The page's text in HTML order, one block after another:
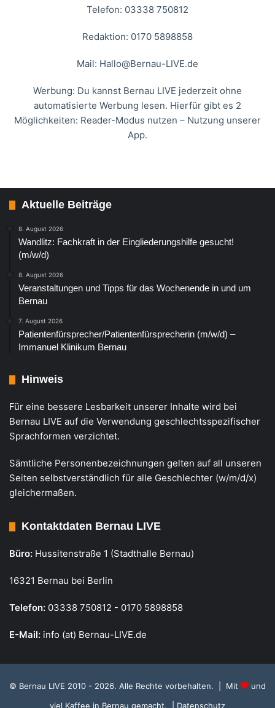
Telefon: 03338 750812
Redaktion: 0170 5898858
Mail: Hallo@Bernau-LIVE.de
Werbung: Du kannst Bernau LIVE jederzeit ohne
automatisierte Werbung lesen. Hierfür gibt es 2
Möglichkeiten: Reader-Modus nutzen – Nutzung unserer
App.
Aktuelle Beiträge
8. August 2026
Wandlitz: Fachkraft in der Eingliederungshilfe gesucht!
(m/w/d)
8. August 2026
Veranstaltungen und Tipps für das Wochenende in und um
Bernau
7. August 2026
Patientenfürsprecher/Patientenfürsprecherin (m/w/d) –
Immanuel Klinikum Bernau
Hinweis
Für eine bessere Lesbarkeit unserer Inhalte wird bei
Bernau LIVE auf die Verwendung geschlechtsspezifischer
Sprachformen verzichtet.
Sämtliche Personenbezeichnungen gelten auf all unseren
Seiten selbstverständlich für alle Geschlechter (w/m/d/x)
gleichermaßen.
Kontaktdaten Bernau LIVE
Büro: Hussitenstraße 1 (Stadthalle Bernau)
16321 Bernau bei Berlin
Telefon: 03338 750812 - 0170 5898858
E-Mail: info (at) Bernau-LIVE.de
© Bernau LIVE 2010 - 2026. Alle Rechte vorbehalten. | Mit
und
viel Kaffee in Bernau gemacht.
| Datenschutz